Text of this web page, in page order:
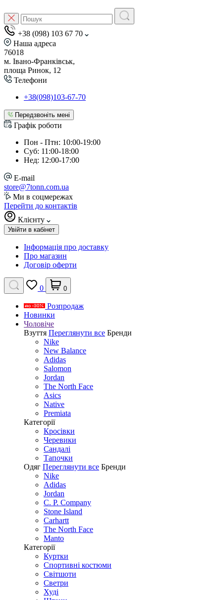
+38 (098) 103 67 70
Наша адреса
76018
м. Івано-Франківськ,
площа Ринок, 12
Телефони
+38(098)103-67-70
Передзвоніть мені
Графік роботи
Пон - Птн: 10:00-19:00
Суб: 11:00-18:00
Нед: 12:00-17:00
E-mail
store@7tonn.com.ua
Ми в соцмережах
Перейти до контактів
Клієнту
Увійти в кабінет
Інформація про доставку
Про магазин
Договір оферти
0 0
Розпродаж
Новинки
Чоловіче
Взуття Переглянути все Бренди
Nike
New Balance
Adidas
Salomon
Jordan
The North Face
Asics
Native
Premiata
Категорії
Кросівки
Черевики
Сандалі
Tапочки
Одяг Переглянути все Бренди
Nike
Adidas
Jordan
C. P. Company
Stone Island
Carhartt
The North Face
Manto
Категорії
Куртки
Спортивні костюми
Світшоти
Светри
Худі